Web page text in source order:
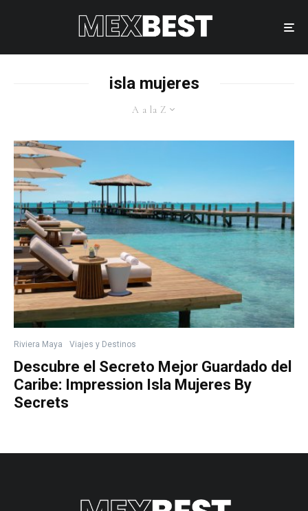
isla mujeres
A a la Z
Riviera Maya Viajes y Destinos
Descubre el Secreto Mejor Guardado del
Caribe: Impression Isla Mujeres By
Secrets